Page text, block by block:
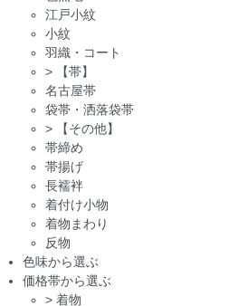
江戸小紋
小紋
羽織・コート
>
【帯】
名古屋帯
袋帯・洒落袋帯
>
【その他】
帯締め
帯揚げ
長襦袢
着付け小物
着物まわり
反物
色味から選ぶ
価格帯から選ぶ
> 着物